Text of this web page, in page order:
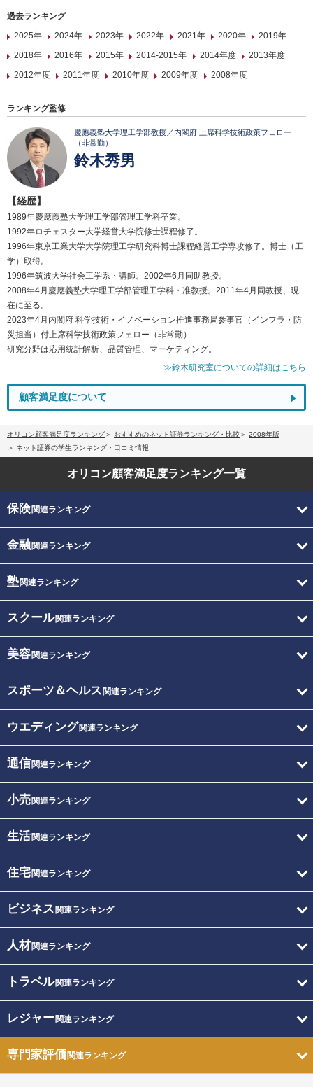
過去ランキング
2025年
2024年 2023年 2022年 2021年 2020年
2019年
2018年
2016年 2015年 2014-2015年 2014年度
2013年度
2012年度
2011年度 2010年度 2009年度 2008年度
ランキング監修
慶應義塾大学理工学部教授／内閣府 上席科学技術政策フェロー
（非常勤）
鈴木秀男
【経歴】
1989年慶應義塾大学理工学部管理工学科卒業。
1992年ロチェスター大学経営大学院修士課程修了。
1996年東京工業大学大学院理工学研究科博士課程経営工学専攻修了。博士（工
学）取得。
1996年筑波大学社会工学系・講師。2002年6月同助教授。
2008年4月慶應義塾大学理工学部管理工学科・准教授。2011年4月同教授、現
在に至る。
2023年4月内閣府 科学技術・イノベーション推進事務局参事官（インフラ・防
災担当）付上席科学技術政策フェロー（非常勤）
研究分野は応用統計解析、品質管理、マーケティング。
≫鈴木研究室についての詳細はこちら
顧客満足度について
オリコン顧客満足度ランキング おすすめのネット証券ランキング・比較
2008年版
ネット証券の学生ランキング・口コミ情報
オリコン顧客満足度ランキング一覧
保険関連ランキング
金融関連ランキング
塾関連ランキング
スクール関連ランキング
美容関連ランキング
スポーツ＆ヘルス 関連ランキング
ウエディング関連ランキング
通信関連ランキング
小売関連ランキング
生活関連ランキング
住宅関連ランキング
ビジネス 関連ランキング
人材関連ランキング
トラベル関連ランキング
レジャー関連ランキング
専門家評価関連ランキング